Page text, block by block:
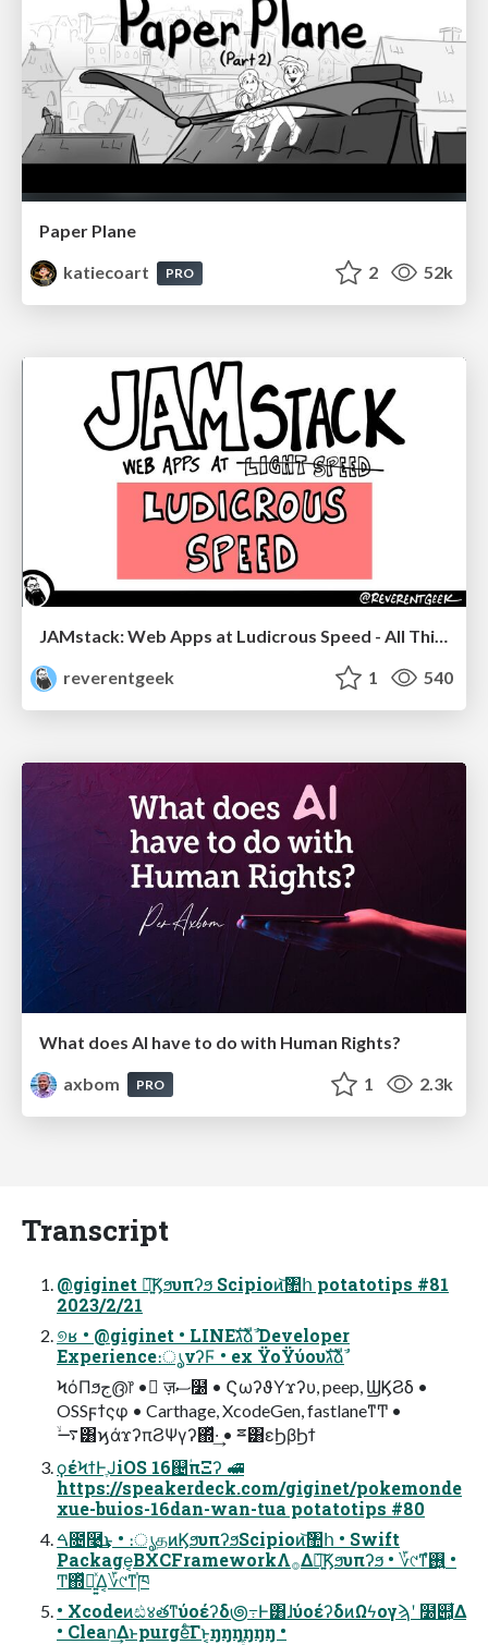
Paper Plane
katiecoart
PRO 2 52k
JAMstack: Web Apps at Ludicrous Speed - All Things Open 2022
reverentgeek
1 540
What does AI have to do with Human Rights?
axbom
PRO 1 2.3k
Transcript
@giginet ৽͍͠Ϗϧυπʔϧ Scipioͷ͝঺հ potatotips #81
2023/2/21
୭ʁ • @giginet • LINEגࣜձࣾ Developer
Experience։ൃνʔϜ • ex ΫοΫύουגࣜձࣾ
ϞόΠϧج൫෦ • ٕज़ސ໰ • ϚωʔϑΥϫʔυ, peep, ϢϏϨδ •
OSSϝϯςφ • Carthage, XcodeGen, fastlaneͳͲ •
࠷ۙ͸ϗάϫʔπϨΨγʔ΍ͬͯ·͢ • ྈ͸εϦβϦϯ
ϙέϞϯͰֶͿiOS 16஄ؙπΞʔ 🚅
https://speakerdeck.com/giginet/pokemonde
xue-buios-16dan-wan-tua potatotips #80
ࠓ೔࿩͢͜ͱ • ։ൃதͷϏϧυπʔϧScipioͷ͝঺հ • Swift
Package͔ΒXCFrameworkΛ࡞Δ৽͍͠Ϗϧυπʔϧ • ؆୯ͳ࢖͍ํ •
Ͳ͏΍ͬͯಈ͍͍ͯΔ͔؆୯ͳ֓ཁ
• Xcodeͷඪ४తͳύοέʔδ౷߹Ͱ͸ɺύοέʔδͷΩϟογϡʹ ໰୊͕͋Δ
• Clean͢Δͱpurgeͨ͠Γͱ͔ŋŋŋŋŋŋ •